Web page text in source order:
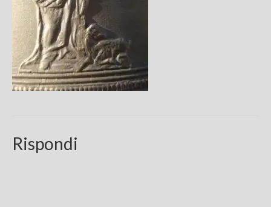
Rispondi